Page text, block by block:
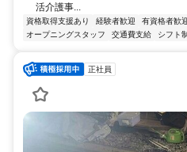
活介護事...
資格取得支援あり 経験者歓迎 有資格者歓
オープニングスタッフ
交通費支給 シフト制
正社員